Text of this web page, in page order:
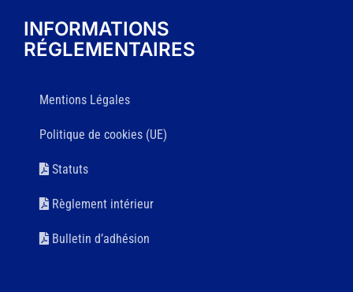
INFORMATIONS
RÉGLEMENTAIRES
Mentions Légales
Politique de cookies (UE)
Statuts
Règlement intérieur
Bulletin d’adhésion